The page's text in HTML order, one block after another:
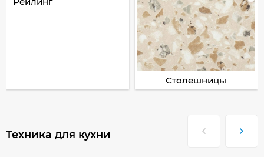
Столешницы
Техника для кухни